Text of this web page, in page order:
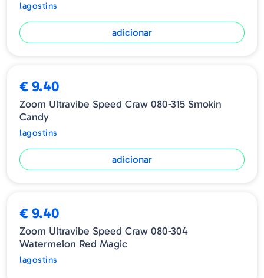
lagostins
adicionar
€ 9.40
Zoom Ultravibe Speed Craw 080-315 Smokin
Candy
lagostins
adicionar
€ 9.40
Zoom Ultravibe Speed Craw 080-304
Watermelon Red Magic
lagostins